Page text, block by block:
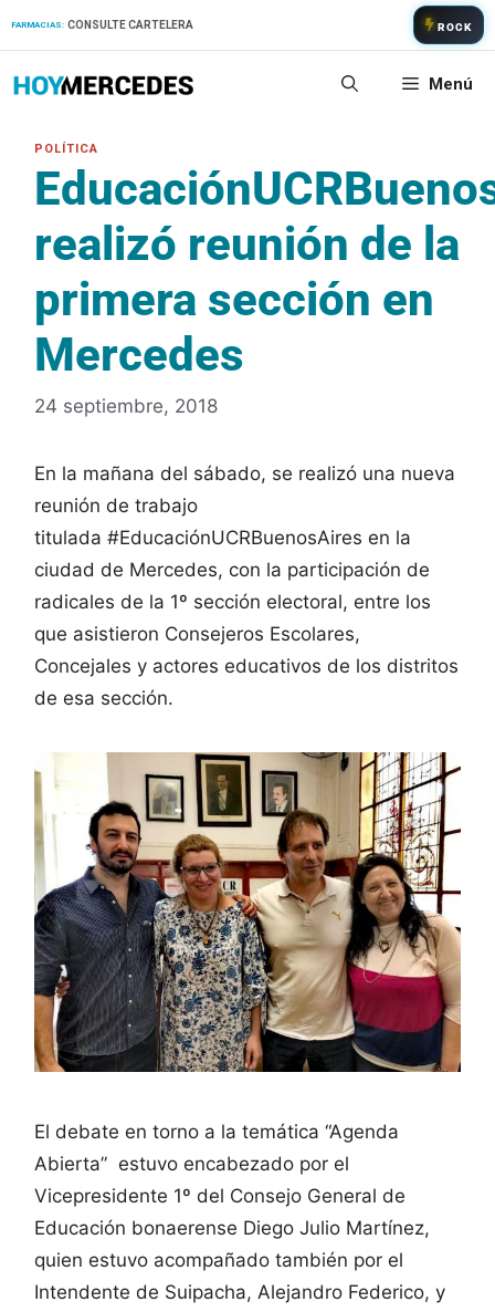
FARMACIAS: CONSULTE CARTELERA ROCK
Menú
realizó reunión de la
primera sección en
Mercedes
24 septiembre, 2018
En la mañana del sábado, se realizó una nueva
reunión de trabajo
titulada #EducaciónUCRBuenosAires en la
ciudad de Mercedes, con la participación de
radicales de la 1º sección electoral, entre los
que asistieron Consejeros Escolares,
Concejales y actores educativos de los distritos
de esa sección.
El debate en torno a la temática “Agenda
Abierta” estuvo encabezado por el
Vicepresidente 1º del Consejo General de
Educación bonaerense Diego Julio Martínez,
quien estuvo acompañado también por el
Intendente de Suipacha, Alejandro Federico, y